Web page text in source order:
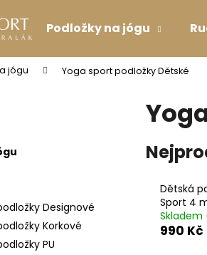
Podložky na jógu
jógu Yoga sport podložky Dětské
Designové
Korkové
PU
Dětská
Sport 4
Skladem
990 Kč
Co